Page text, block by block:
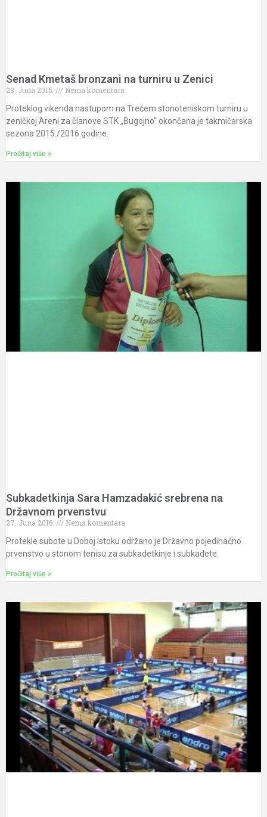
Senad Kmetaš bronzani na turniru u Zenici
28. Juna 2016.
Nema komentara
Proteklog vikenda nastupom na Trećem stonoteniskom turniru u
zeničkoj Areni za članove STK „Bugojno“ okončana je takmičarska
sezona 2015./2016.godine.
Pročitaj više »
Subkadetkinja Sara Hamzadakić srebrena na
Državnom prvenstvu
27. Juna 2016.
Nema komentara
Protekle subote u Doboj Istoku održano je Državno pojedinačno
prvenstvo u stonom tenisu za subkadetkinje i subkadete.
Pročitaj više »